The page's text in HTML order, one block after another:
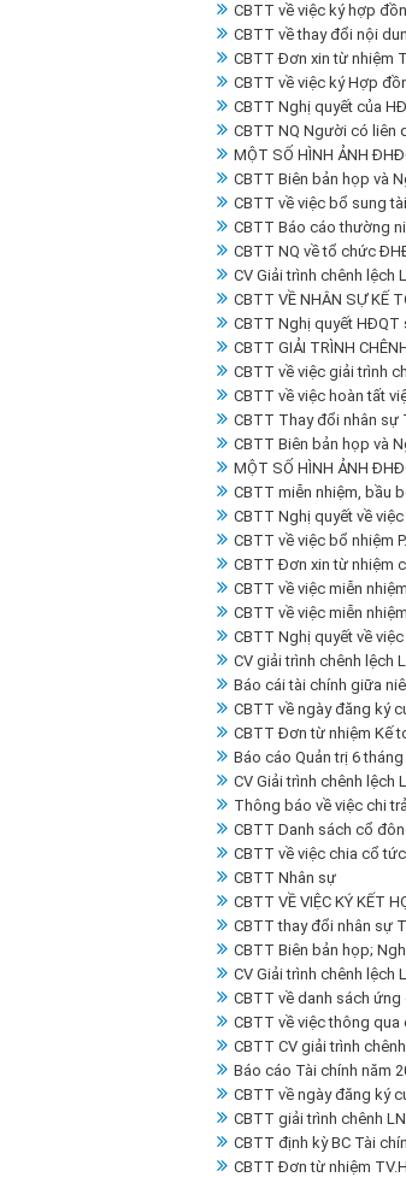
CBTT về việc ký hợp
CBTT về thay đổi nội
CBTT Đơn xin từ nhiệm
CBTT về việc ký Hợp
CBTT Nghị quyết của
CBTT NQ Người có liên
MỘT SỐ HÌNH ẢNH
CBTT Biên bản họp và
CBTT về việc bổ sung
CBTT Báo cáo thường
CBTT NQ về tổ chức
CV Giải trình chênh lệch
CBTT VỀ NHÂN SỰ KẾ
CBTT Nghị quyết
CBTT GIẢI TRÌNH
CBTT về việc giải trình
CBTT về việc hoàn tất
CBTT Thay đổi nhân sự
CBTT Biên bản họp và
MỘT SỐ HÌNH ẢNH
CBTT miễn nhiệm, bầu
CBTT Nghị quyết về
CBTT về việc bổ nhiệm
CBTT Đơn xin từ nhiệm
CBTT về việc miễn
CBTT về việc miễn
CBTT Nghị quyết về
CV giải trình chênh lệch
Báo cái tài chính giữa
CBTT về ngày đăng ký
CBTT Đơn từ nhiệm Kế
Báo cáo Quản trị 6
CV Giải trình chênh lệch
Thông báo về việc chi
CBTT Danh sách cổ
CBTT về việc chia cổ
CBTT Nhân sự
CBTT VỀ VIỆC KÝ KẾT
CBTT thay đổi nhân sự
CBTT Biên bản họp;
CV Giải trình chênh lệch
CBTT về danh sách
CBTT về việc thông
CBTT CV giải trình
Báo cáo Tài chính năm
CBTT về ngày đăng ký
CBTT giải trình chênh
CBTT định kỳ BC Tài
CBTT Đơn từ nhiệm